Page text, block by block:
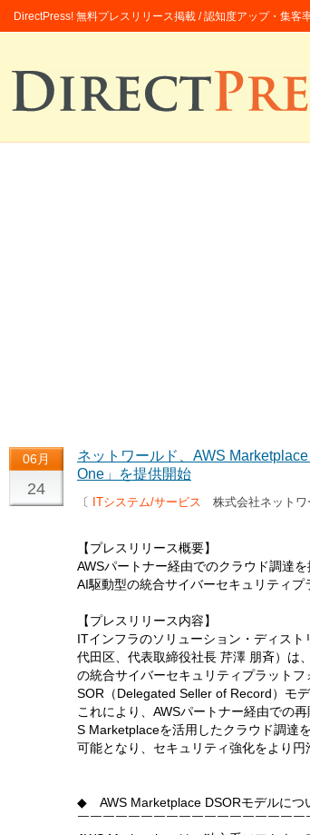
DirectPress! 無料プレスリリース掲載 / 認知度アップ・集客
06月
24
ネットワールド、AWS
One」を提供開始
〔 ITシステム/サービス 株式会社ネット
【プレスリリース概要】
AWSパートナー経由でのクラウド調達を
AI駆動型の統合サイバーセキュリティ
【プレスリリース内容】
ITインフラのソリューション・ディス
代田区、代表取締役社長 芹澤 朋斉）は
の統合サイバーセキュリティプラット
SOR（Delegated Seller of Record）モ
これにより、AWSパートナー経由での
S Marketplaceを活用したクラウド調達
可能となり、セキュリティ強化をより円
◆ AWS Marketplace DSORモデルにつ
￣￣￣￣￣￣￣￣￣￣￣￣￣￣￣￣￣￣